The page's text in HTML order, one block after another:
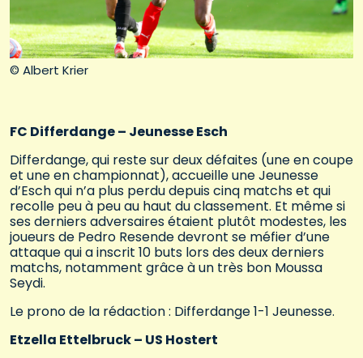
© Albert Krier
FC Differdange – Jeunesse Esch
Differdange, qui reste sur deux défaites (une en coupe
et une en championnat), accueille une Jeunesse
d’Esch qui n’a plus perdu depuis cinq matchs et qui
recolle peu à peu au haut du classement. Et même si
ses derniers adversaires étaient plutôt modestes, les
joueurs de Pedro Resende devront se méfier d’une
attaque qui a inscrit 10 buts lors des deux derniers
matchs, notamment grâce à un très bon Moussa
Seydi.
Le prono de la rédaction : Differdange 1-1 Jeunesse.
Etzella Ettelbruck – US Hostert